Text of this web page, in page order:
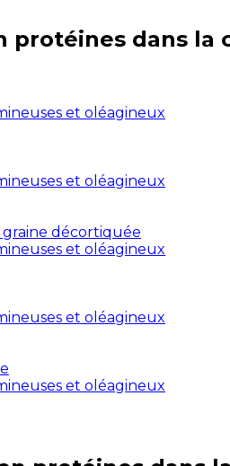
protéines dans la
et oléagineux
et oléagineux
graine décortiquée
et oléagineux
et oléagineux
et oléagineux